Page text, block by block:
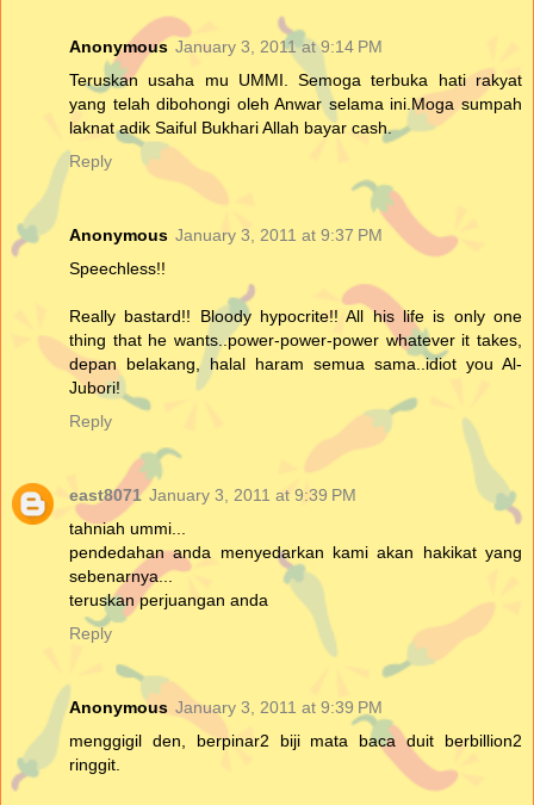
Anonymous January 3, 2011 at 9:14 PM
Teruskan usaha mu UMMI. Semoga terbuka hati rakyat
yang telah dibohongi oleh Anwar selama ini.Moga sumpah
laknat adik Saiful Bukhari Allah bayar cash.
Reply
Anonymous January 3, 2011 at 9:37 PM
Speechless!!
Really bastard!! Bloody hypocrite!! All his life is only one
thing that he wants..power-power-power whatever it takes,
depan belakang, halal haram semua sama..idiot you Al-
Jubori!
Reply
east8071 January 3, 2011 at 9:39 PM
tahniah ummi...
pendedahan anda menyedarkan kami akan hakikat yang
sebenarnya...
teruskan perjuangan anda
Reply
Anonymous January 3, 2011 at 9:39 PM
menggigil den, berpinar2 biji mata baca duit berbillion2
ringgit.